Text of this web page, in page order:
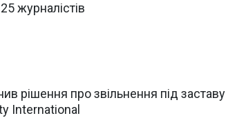
журналістів
рішення про звільнення під заставу
International